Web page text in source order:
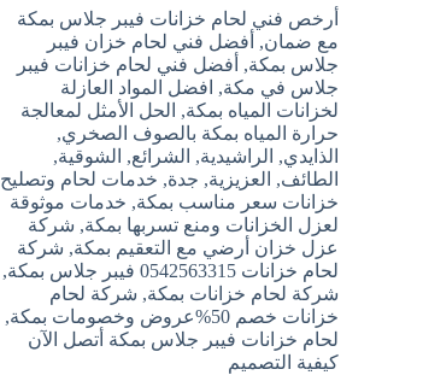
أرخص فني لحام خزانات فيبر جلاس بمكة
مع ضمان, أفضل فني لحام خزان فيبر
جلاس بمكة, أفضل فني لحام خزانات فيبر
جلاس في مكة, افضل المواد العازلة
لخزانات المياه بمكة, الحل الأمثل لمعالجة
حرارة المياه بمكة بالصوف الصخري,
الذايدي, الراشيدية, الشرائع, الشوقية,
الطائف, العزيزية, جدة, خدمات لحام وتصليح
خزانات سعر مناسب بمكة, خدمات موثوقة
لعزل الخزانات ومنع تسربها بمكة, شركة
عزل خزان أرضي مع التعقيم بمكة, شركة
لحام خزانات 0542563315 فيبر جلاس بمكة
,
شركة لحام خزانات بمكة, شركة لحام
خزانات خصم 50%عروض وخصومات بمكة
,
لحام خزانات فيبر جلاس بمكة أتصل الآن
كيفية التصميم